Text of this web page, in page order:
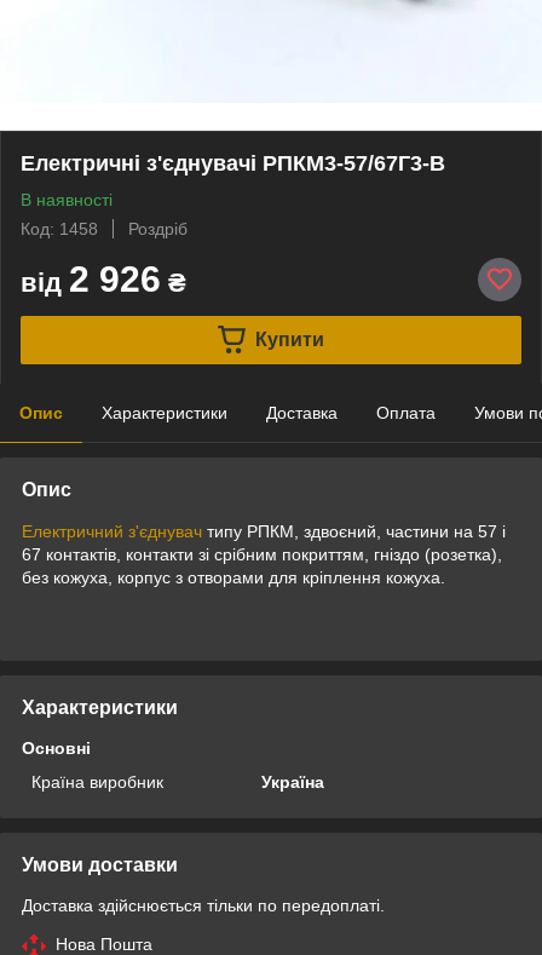
Електричні з'єднувачі РПКМ3-57/67Г3-В
В наявності
Код: 1458
Роздріб
від 2 926 ₴
Купити
Опис Характеристики Доставка Оплата Умови
Опис
Електричний з'єднувач типу РПКМ, здвоєний, частини на 57 і
67 контактів, контакти зі срібним покриттям, гніздо (розетка),
без кожуха, корпус з отворами для кріплення кожуха.
Характеристики
Основні
Країна виробник
Україна
Умови доставки
Доставка здійснюється тільки по передоплаті.
Нова Пошта